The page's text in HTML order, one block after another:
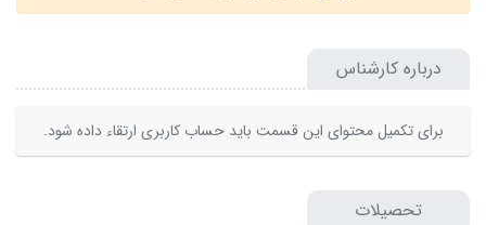
درباره کارشناس
برای تکمیل محتوای این قسمت باید حساب کاربری ارتقاء داده شود.
تحصیلات